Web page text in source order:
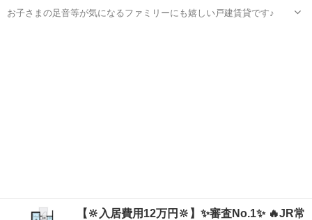
お子さまの足音等が気になるファミリーにも嬉しい戸建賃貸です♪
【🔆入居費用12万円🔆】✨審査No.1✨ 🔥JR常